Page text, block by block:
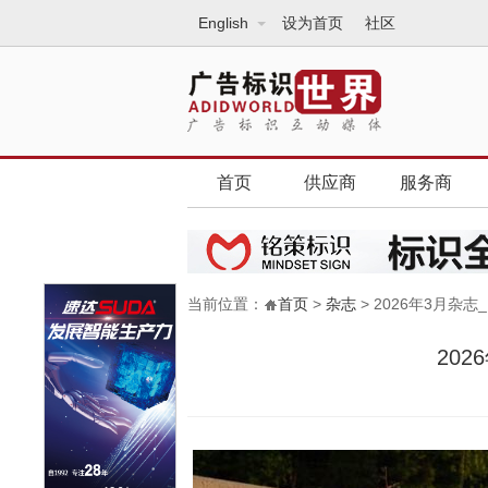
English 设为首页 社区
首页 供应商 服务商
当前位置： 首页 > 杂志 > 2026年3月杂志